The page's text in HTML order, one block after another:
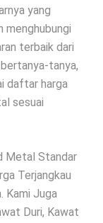
yang
menghubungi
terbaik dari
tanya,
daftar harga
sesuai
Metal Standar
Terjangkau
Kami Juga
Duri, Kawat